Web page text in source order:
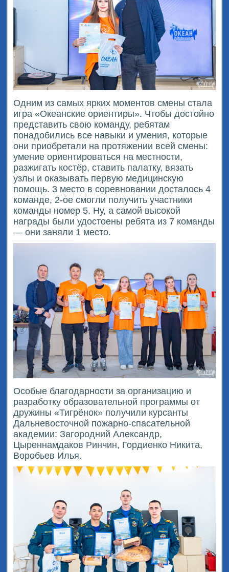
Одним из самых ярких моментов смены стала
игра «Океанские ориентиры». Чтобы достойно
представить свою команду, ребятам
понадобились все навыки и умения, которые
они приобретали на протяжении всей смены:
умение ориентироваться на местности,
разжигать костёр, ставить палатку, вязать
узлы и оказывать первую медицинскую
помощь. 3 место в соревновании досталось 4
команде, 2-ое смогли получить участники
команды номер 5. Ну, а самой высокой
награды были удостоены ребята из 7 команды
— они заняли 1 место.
Особые благодарности за организацию и
разработку образовательной программы от
дружины «Тигрёнок» получили курсанты
Дальневосточной пожарно-спасательной
академии: Загородний Александр,
Цыреннамдаков Ринчин, Гордиенко Никита,
Воробьев Илья.